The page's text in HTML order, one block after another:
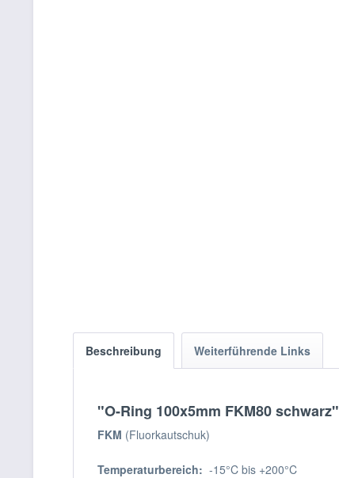
Beschreibung Weiterführende Links
"O-Ring 100x5mm FKM80 schwarz"
FKM (Fluorkautschuk)
Temperaturbereich: -15°C bis +200°C